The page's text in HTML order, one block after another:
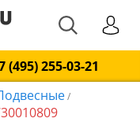
(495) 255-03-21
/